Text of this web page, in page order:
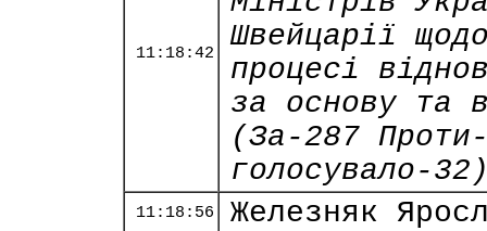
11:18:42
Швейцарії
процесі
за основу та
(За-287
голосувало-
11:18:56 Железняк